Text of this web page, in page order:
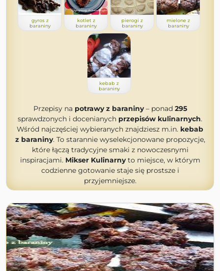
gyros z
baraniny
kotlet z
baraniny
pierogi z
baraniny
mielone z
baraniny
kebab z
baraniny
Przepisy na potrawy z baraniny– ponad 295
sprawdzonych i docenianych przepisów kulinarnych.
Wśród najczęściej wybieranych znajdziesz m.in. kebab
z baraniny. To starannie wyselekcjonowane propozycje,
które łączą tradycyjne smaki z nowoczesnymi
inspiracjami. Mikser Kulinarnyto miejsce, w którym
codzienne gotowanie staje się prostsze i
przyjemniejsze.